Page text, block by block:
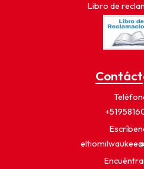
Libro de